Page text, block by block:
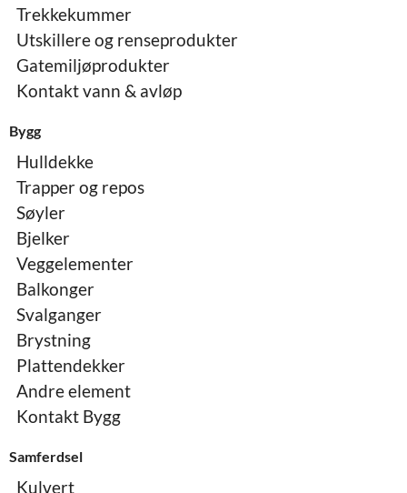
Trekkekummer
Utskillere og renseprodukter
Gatemiljøprodukter
Kontakt vann & avløp
Bygg
Hulldekke
Trapper og repos
Søyler
Bjelker
Veggelementer
Balkonger
Svalganger
Brystning
Plattendekker
Andre element
Kontakt Bygg
Samferdsel
Kulvert